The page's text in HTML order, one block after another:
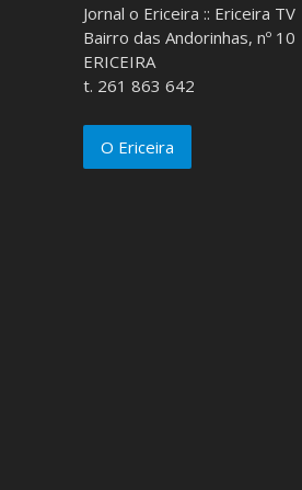
Jornal o Ericeira :: Ericeira TV
Bairro das Andorinhas, nº 10
ERICEIRA
t. 261 863 642
O Ericeira